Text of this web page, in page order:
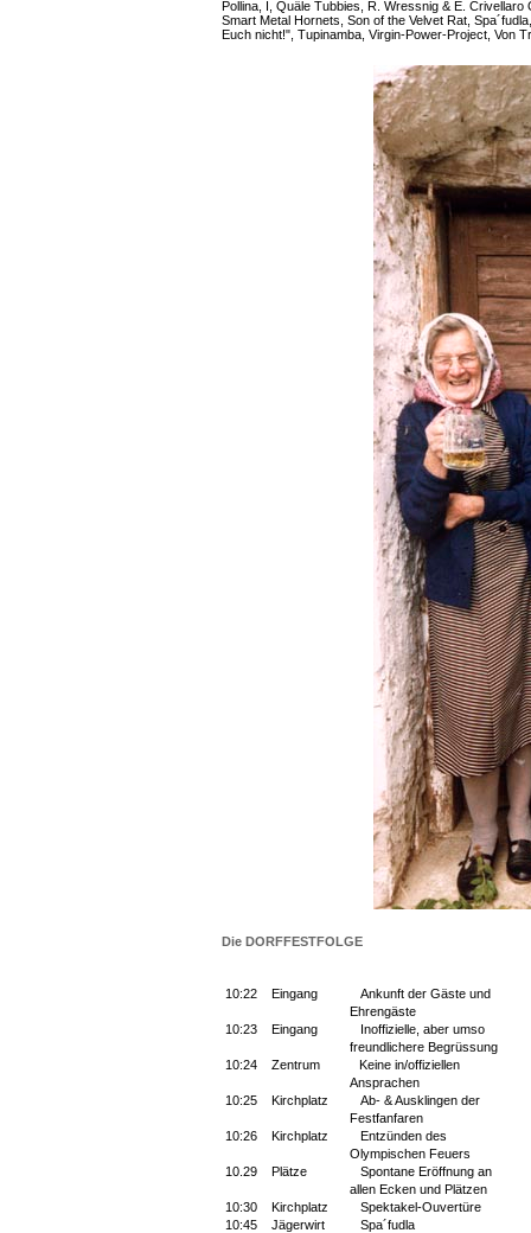
Pollina, I, Quäle Tubbies, R. Wressnig & E.
Smart Metal Hornets, Son of the Velvet Rat,
Euch nicht!", Tupinamba, Virgin-Power-Project, Von
Die DORFFESTFOLGE
10:22 Eingang Ankunft der Gäste und
Ehrengäste
10:23
Eingang
Inoffizielle, aber umso
freundlichere Begrüssung
10:24
Zentrum
Keine in/offiziellen
Ansprachen
10:25
Kirchplatz
Ab- & Ausklingen der
Festfanfaren
10:26
Kirchplatz
Entzünden des
Olympischen Feuers
10.29
Plätze
Spontane Eröffnung an
allen Ecken und Plätzen
10:30
Kirchplatz
Spektakel-Ouvertüre
10:45
Jägerwirt Spa´fudla